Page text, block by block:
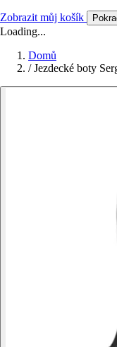
Zobrazit můj košík
Loading...
Domů
/ Jezdecké boty